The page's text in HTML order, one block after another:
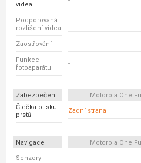
videa
Podporovaná
rozlišení videa
-
Zaostřování -
Funkce
fotoaparátu
-
Zabezpečení Motorola One
Čtečka otisku
prstů
Zadní strana
Navigace Motorola One
Senzory
-